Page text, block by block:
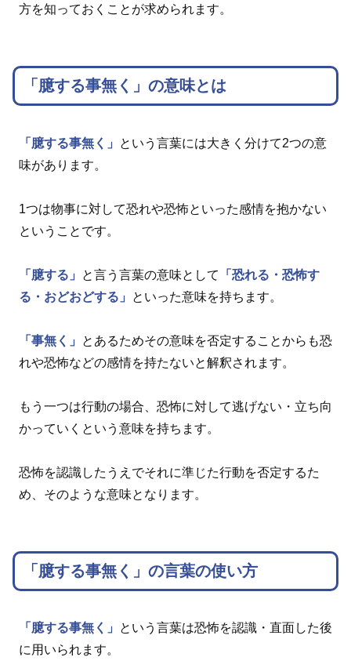
方を知っておくことが求められます。
「臆する事無く」の意味とは
「臆する事無く」
という言葉には大きく分けて2つの意
味があります。
1つは物事に対して恐れや恐怖といった感情を抱かない
ということです。
「臆する」 と言う言葉の意味として
「恐れる・恐怖す
る・おどおどする」
といった意味を持ちます。
「事無く」
とあるためその意味を否定することからも恐
れや恐怖などの感情を持たないと解釈されます。
もう一つは行動の場合、恐怖に対して逃げない・立ち向
かっていくという意味を持ちます。
恐怖を認識したうえでそれに準じた行動を否定するた
め、そのような意味となります。
「臆する事無く」の言葉の使い方
「臆する事無く」
という言葉は恐怖を認識・直面した後
に用いられます。